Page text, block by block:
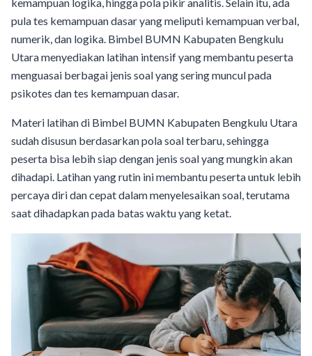
pula tes kemampuan dasar yang meliputi kemampuan verbal,
numerik, dan logika. Bimbel BUMN Kabupaten Bengkulu
Utara menyediakan latihan intensif yang membantu peserta
menguasai berbagai jenis soal yang sering muncul pada
psikotes dan tes kemampuan dasar.
Materi latihan di Bimbel BUMN Kabupaten Bengkulu Utara
sudah disusun berdasarkan pola soal terbaru, sehingga
peserta bisa lebih siap dengan jenis soal yang mungkin akan
dihadapi. Latihan yang rutin ini membantu peserta untuk lebih
percaya diri dan cepat dalam menyelesaikan soal, terutama
saat dihadapkan pada batas waktu yang ketat.